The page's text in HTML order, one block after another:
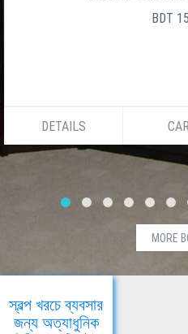
BDT
DETAILS
MORE
স্বল্প খরচে ব্যবসার
জন্য অত্যাধুনিক